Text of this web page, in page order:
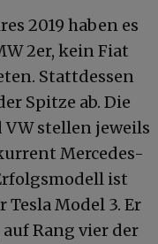
2019 haben es
2er, kein Fiat
Stattdessen
Spitze ab. Die
stellen jeweils
Mercedes-
ist
Model 3. Er
Rang vier der